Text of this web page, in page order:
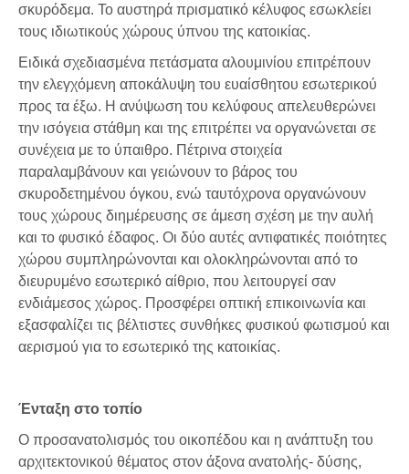
σκυρόδεμα. Το αυστηρά πρισματικό κέλυφος εσωκλείει
τους ιδιωτικούς χώρους ύπνου της κατοικίας.
Ειδικά σχεδιασμένα πετάσματα αλουμινίου επιτρέπουν
την ελεγχόμενη αποκάλυψη του ευαίσθητου εσωτερικού
προς τα έξω. Η ανύψωση του κελύφους απελευθερώνει
την ισόγεια στάθμη και της επιτρέπει να οργανώνεται σε
συνέχεια με το ύπαιθρο. Πέτρινα στοιχεία
παραλαμβάνουν και γειώνουν το βάρος του
σκυροδετημένου όγκου, ενώ ταυτόχρονα οργανώνουν
τους χώρους διημέρευσης σε άμεση σχέση με την αυλή
και το φυσικό έδαφος. Οι δύο αυτές αντιφατικές ποιότητες
χώρου συμπληρώνονται και ολοκληρώνονται από το
διευρυμένο εσωτερικό αίθριο, που λειτουργεί σαν
ενδιάμεσος χώρος. Προσφέρει οπτική επικοινωνία και
εξασφαλίζει τις βέλτιστες συνθήκες φυσικού φωτισμού και
αερισμού για το εσωτερικό της κατοικίας.
Ένταξη στο τοπίο
Ο προσανατολισμός του οικοπέδου και η ανάπτυξη του
αρχιτεκτονικού θέματος στον άξονα ανατολής- δύσης,